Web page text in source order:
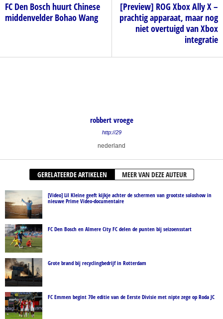
FC Den Bosch huurt Chinese
middenvelder Bohao Wang
[Preview] ROG Xbox Ally X –
prachtig apparaat, maar nog
niet overtuigd van Xbox
integratie
robbert vroege
http://29
nederland
GERELATEERDE ARTIKELEN MEER VAN DEZE AUTEUR
[Video] Lil Kleine geeft kijkje achter de schermen van grootste soloshow in
nieuwe Prime Video-documentaire
FC Den Bosch en Almere City FC delen de punten bij seizoensstart
Grote brand bij recyclingbedrijf in Rotterdam
FC Emmen begint 70e editie van de Eerste Divisie met nipte zege op Roda JC